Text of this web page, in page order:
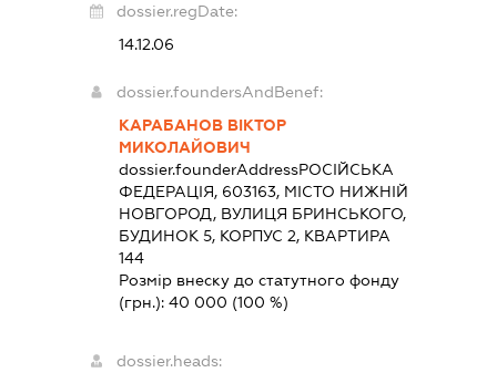
dossier.regDate:
14.12.06
dossier.foundersAndBenef:
КАРАБАНОВ ВІКТОР
МИКОЛАЙОВИЧ
dossier.founderAddressРОСІЙСЬКА
ФЕДЕРАЦІЯ, 603163, МІСТО НИЖНІЙ
НОВГОРОД, ВУЛИЦЯ БРИНСЬКОГО,
БУДИНОК 5, КОРПУС 2, КВАРТИРА
144
Розмір внеску до статутного фонду
(грн.): 40 000 (100 %)
dossier.heads: